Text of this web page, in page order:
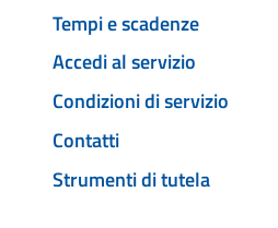
Tempi e scadenze
Accedi al servizio
Condizioni di servizio
Contatti
Strumenti di tutela